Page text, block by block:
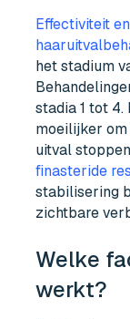
Effectiviteit
het stadium
stadia 1 tot
moeilijker
uitval
finasteride
stabilisering
zichtbare
Welke
werkt?